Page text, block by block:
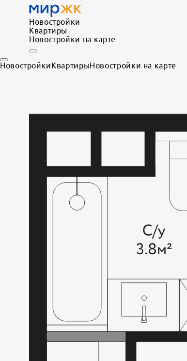
Новостройки
Квартиры
Новостройки на карте
НовостройкиКвартирыНовостройки на карте